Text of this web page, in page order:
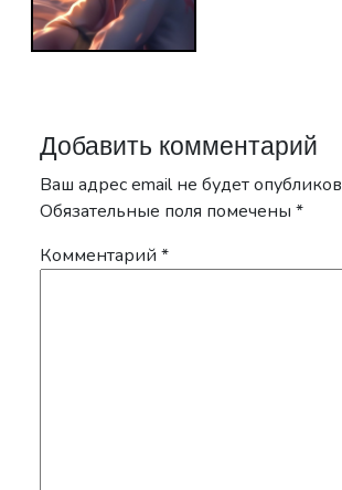
Добавить комментарий
Ваш адрес email не будет
Обязательные поля помечены *
Комментарий *